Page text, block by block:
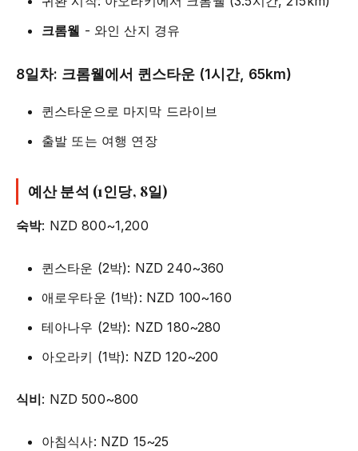
크롬웰 - 와인 산지 경유
8일차: 크롬웰에서 퀸스타운 (1시간, 65km)
퀸스타운으로 마지막 드라이브
출발 또는 여행 연장
예산 분석 (1인당, 8일)
숙박: NZD 800~1,200
퀸스타운 (2박): NZD 240~360
애로우타운 (1박): NZD 100~160
테아나우 (2박): NZD 180~280
아오라키 (1박): NZD 120~200
식비: NZD 500~800
아침식사: NZD 15~25